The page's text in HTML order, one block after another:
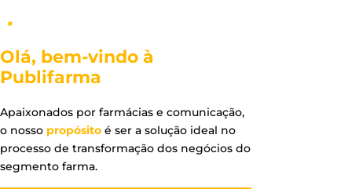
Olá, bem-vindo à
Publifarma
Apaixonados por farmácias e comunicação,
o nosso propósito é ser a solução ideal no
processo de transformação dos negócios do
segmento farma.